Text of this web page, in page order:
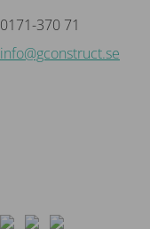
0171-370 71
info@gconstruct.se